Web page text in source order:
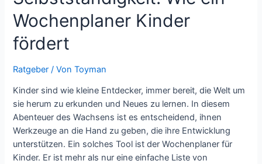
Wochenplaner Kinder
fördert
Ratgeber / VonToyman
Kinder sind wie kleine Entdecker, immer bereit, die Welt um
sie herum zu erkunden und Neues zu lernen. In diesem
Abenteuer des Wachsens ist es entscheidend, ihnen
Werkzeuge an die Hand zu geben, die ihre Entwicklung
unterstützen. Ein solches Tool ist der Wochenplaner für
Kinder. Er ist mehr als nur eine einfache Liste von